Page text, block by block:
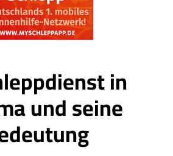
in
und seine